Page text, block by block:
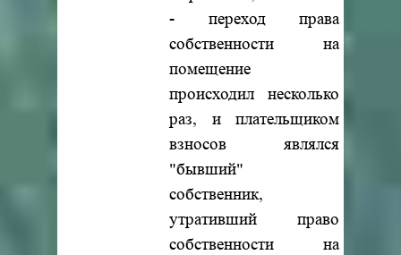
- переход права
собственности на
помещение
происходил несколько
раз, и плательщиком
взносов являлся
"бывший"
собственник,
утративший право
собственности на